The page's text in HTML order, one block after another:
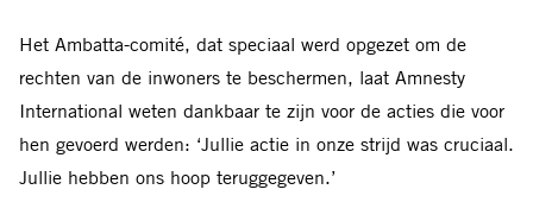
Het Ambatta-comité, dat speciaal werd opgezet om de
rechten van de inwoners te beschermen, laat Amnesty
International weten dankbaar te zijn voor de acties die voor
hen gevoerd werden: ‘Jullie actie in onze strijd was cruciaal.
Jullie hebben ons hoop teruggegeven.’